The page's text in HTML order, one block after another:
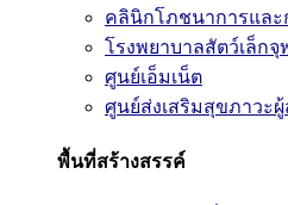
คลินิกโภชนาการและ
โรงพยาบาลสัตว์เล็กจุ
ศูนย์เอ็มเน็ต
ศูนย์ส่งเสริมสุขภาวะผู้
พื้นที่สร้างสรรค์